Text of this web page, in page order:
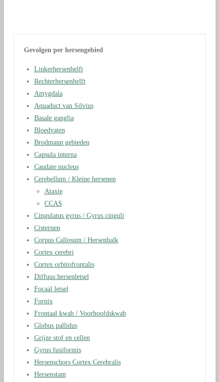
Gevolgen per hersengebied
Linkerhersenhelft
Rechterhersenhelft
Amygdala
Aquaduct van Silvius
Basale ganglia
Bloedvaten
Brodmann gebieden
Capsula interna
Caudate nucleus
Cerebellum / Kleine hersenen
Ataxie
CCAS
Cingulatus gyrus / Gyrus cinguli
Cisternen
Corpus Callosum / Hersenbalk
Cortex cerebri
Cortex orbitofrontalis
Diffuus hersenletsel
Focaal letsel
Fornix
Frontaal kwab / Voorhoofdskwab
Globus pallidus
Grijze stof en cellen
Gyrus fusiformis
Hersenschors Cortex Cerebralis
Hersenstam